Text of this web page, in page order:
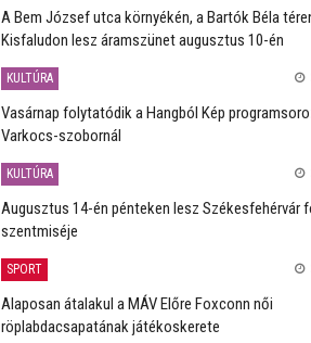
A Bem József utca környékén, a Bartók Béla
Kisfaludon lesz áramszünet augusztus 10-én
KULTÚRA
Vasárnap folytatódik a Hangból Kép
Varkocs-szobornál
KULTÚRA
Augusztus 14-én pénteken lesz Székesfehérvár
szentmiséje
SPORT
Alaposan átalakul a MÁV Előre Foxconn női
röplabdacsapatának játékoskerete